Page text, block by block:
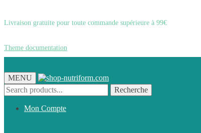
Livraison gratuite pour toute commande supérieure à 99€
Theme documentation
MENU
Recherche
pour :
Recherche
Mon Compte